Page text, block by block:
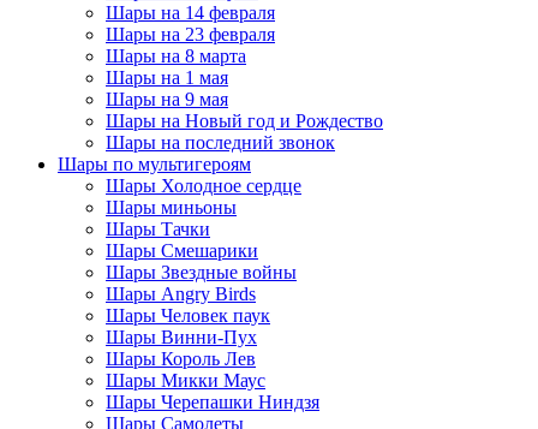
Шары на 14 февраля
Шары на 23 февраля
Шары на 8 марта
Шары на 1 мая
Шары на 9 мая
Шары на Новый год и Рождество
Шары на последний звонок
Шары по мультигероям
Шары Холодное сердце
Шары миньоны
Шары Тачки
Шары Смешарики
Шары Звездные войны
Шары Angry Birds
Шары Человек паук
Шары Винни-Пух
Шары Король Лев
Шары Микки Маус
Шары Черепашки Ниндзя
Шары Самолеты